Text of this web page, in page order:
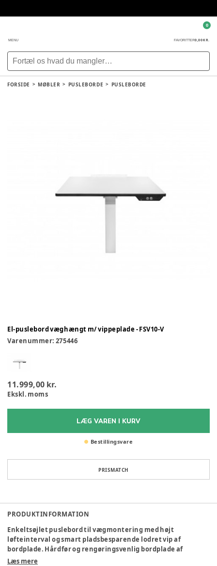
MENU FAVORITTER0,00 KR.
0
FORSIDE MØBLER PUSLEBORDE PUSLEBORDE
El-puslebord væghængt m/ vippeplade - FSV10-V
Varenummer: 275446
11.999,00 kr.
Ekskl. moms
LÆG VAREN I KURV
Bestillingsvare
PRISMATCH
PRODUKTINFORMATION
Enkeltsøjlet puslebord til vægmontering med højt
løfteinterval og smart pladsbesparende lodret vip af
bordplade. Hårdfør og rengøringsvenlig bordplade af
kompaktlaminat.
Læs mere